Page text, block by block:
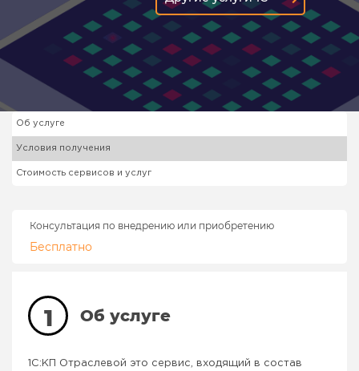
1 Об услуге
1С:КП Отраслевой это сервис, входящий в состав
Об услуге
Условия получения
Стоимость сервисов и услуг
Консультация по внедрению или приобретению
Бесплатно